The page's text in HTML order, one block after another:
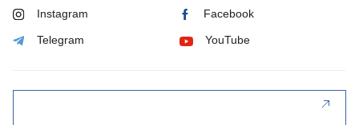
Instagram Facebook
Telegram YouTube